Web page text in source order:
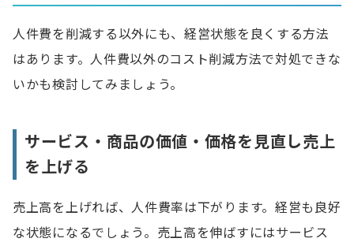
人件費を削減する以外にも、経営状態を良くする方法
はあります。人件費以外のコスト削減方法で対処できな
いかも検討してみましょう。
サービス・商品の価値・価格を見直し売上
を上げる
売上高を上げれば、人件費率は下がります。経営も良好
な状態になるでしょう。売上高を伸ばすにはサービス